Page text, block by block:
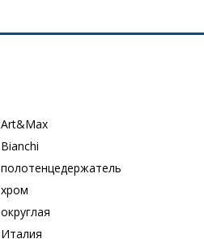
Art&Max
Bianchi
полотенцедержатель
хром
округлая
Италия